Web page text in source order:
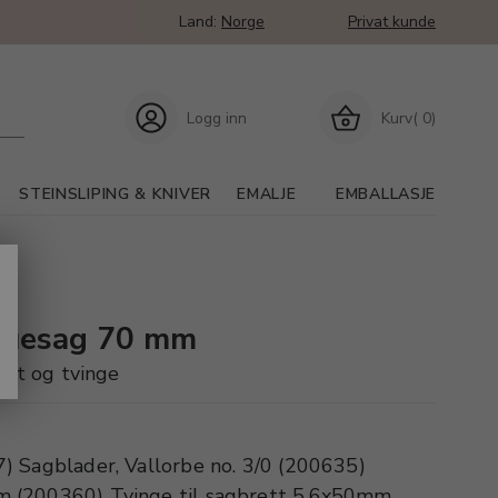
Land: Norge Privat kunde
Kurv( 0)
Logg inn
STEINSLIPING & KNIVER EMALJE EMBALLASJE
70 mm
og tvinge
Sagblader, Vallorbe no. 3/0 (200635)